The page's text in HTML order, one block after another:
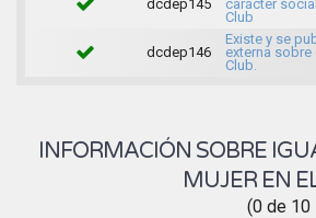
dcdep145
carácter
Club
dcdep146
Existe y se
externa
Club.
INFORMACIÓN SOBRE
MUJER EN
(0 de 10